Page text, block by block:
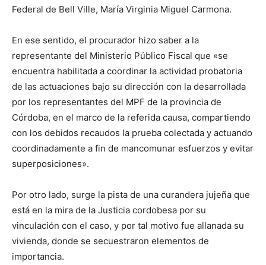
Federal de Bell Ville, María Virginia Miguel Carmona.
En ese sentido, el procurador hizo saber a la
representante del Ministerio Público Fiscal que «se
encuentra habilitada a coordinar la actividad probatoria
de las actuaciones bajo su dirección con la desarrollada
por los representantes del MPF de la provincia de
Córdoba, en el marco de la referida causa, compartiendo
con los debidos recaudos la prueba colectada y actuando
coordinadamente a fin de mancomunar esfuerzos y evitar
superposiciones».
Por otro lado, surge la pista de una curandera jujeña que
está en la mira de la Justicia cordobesa por su
vinculación con el caso, y por tal motivo fue allanada su
vivienda, donde se secuestraron elementos de
importancia.